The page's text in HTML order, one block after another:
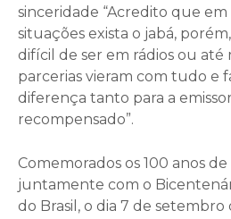
sinceridade “Acredito que
situações exista o jabá,
difícil de ser em rádios ou até
parcerias vieram com tudo e
diferença tanto para a
recompensado”.
Comemorados os 100 anos
juntamente com o
do Brasil, o dia 7 de setembro